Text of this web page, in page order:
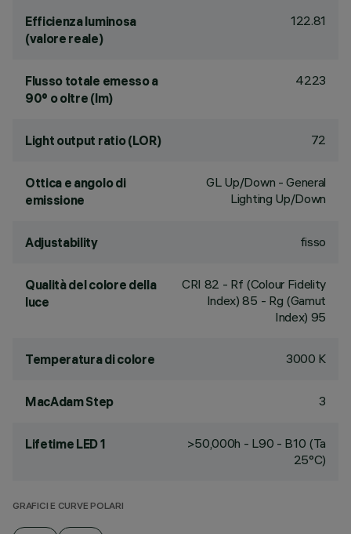
Efficienza luminosa
(valore reale)
122.81
Flusso totale emesso a
90° o oltre (lm)
4223
Light output ratio (LOR) 72
Ottica e angolo di
emissione
GL Up/Down - General
Lighting Up/Down
Adjustability fisso
Qualità del colore della
luce
CRI 82 - Rf (Colour Fidelity
Index) 85 - Rg (Gamut
Index) 95
Temperatura di colore 3000 K
MacAdam Step 3
Lifetime LED 1
>50,000h - L90 - B10 (Ta
25°C)
GRAFICI E CURVE POLARI